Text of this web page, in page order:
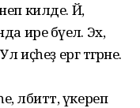
килде. Йә,
ире бәүелә. Эх,
ергә тәгәрәне.
әлбиттә, үкереп